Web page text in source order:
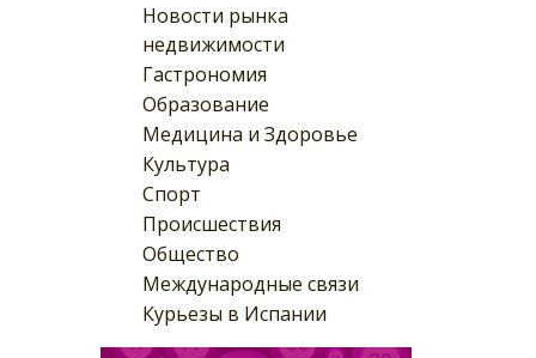
Новости рынка
недвижимости
Гастрономия
Образование
Медицина и Здоровье
Культура
Спорт
Происшествия
Общество
Международные связи
Курьезы в Испании